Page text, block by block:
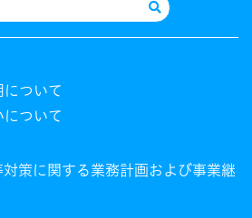
ついて
ついて
策に関する業務計画および事業継